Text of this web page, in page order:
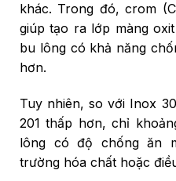
khác. Trong đó, crom
giúp tạo ra lớp màng
bu lông có khả năng
hơn.
Tuy nhiên, so với Inox
201 thấp hơn, chỉ
lông có độ chống ăn
trường hóa chất hoặc